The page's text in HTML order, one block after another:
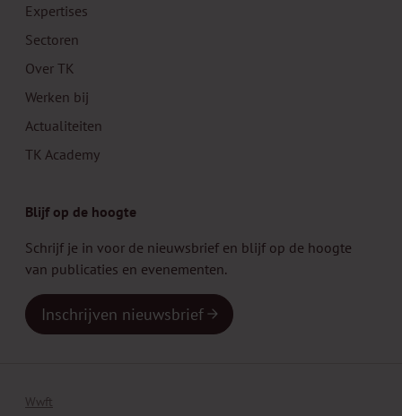
Expertises
Sectoren
Over TK
Werken bij
Actualiteiten
TK Academy
Blijf op de hoogte
Schrijf je in voor de nieuwsbrief en blijf op de hoogte
van publicaties en evenementen.
Inschrijven nieuwsbrief
Wwft